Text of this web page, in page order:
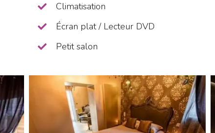
Climatisation
Écran plat / Lecteur DVD
Petit salon